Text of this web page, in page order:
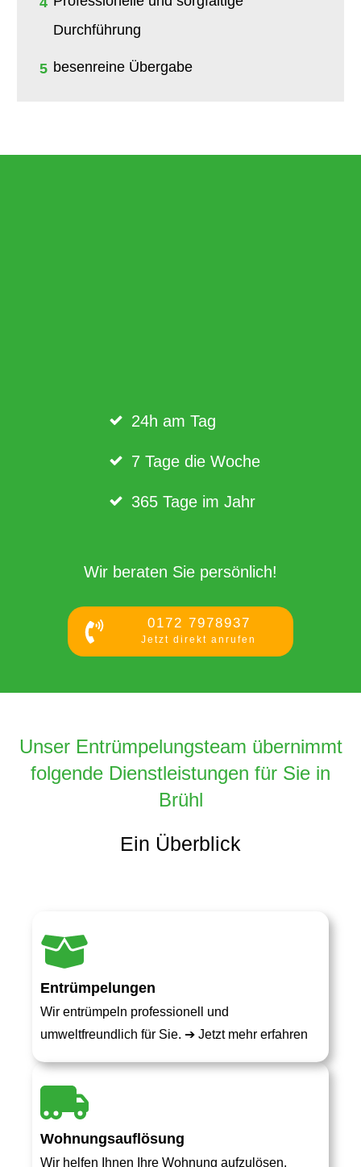
Durchführung
5 besenreine Übergabe
24h am Tag
7 Tage die Woche
365 Tage im Jahr
Wir beraten Sie persönlich!
0172 7978937
Jetzt direkt anrufen
Unser Entrümpelungsteam übernimmt
folgende Dienstleistungen für Sie in
Brühl
Ein Überblick
Entrümpelungen
Wir entrümpeln professionell und
umweltfreundlich für Sie. ➔ Jetzt mehr erfahren
Wohnungsauflösung
Wir helfen Ihnen Ihre Wohnung aufzulösen.